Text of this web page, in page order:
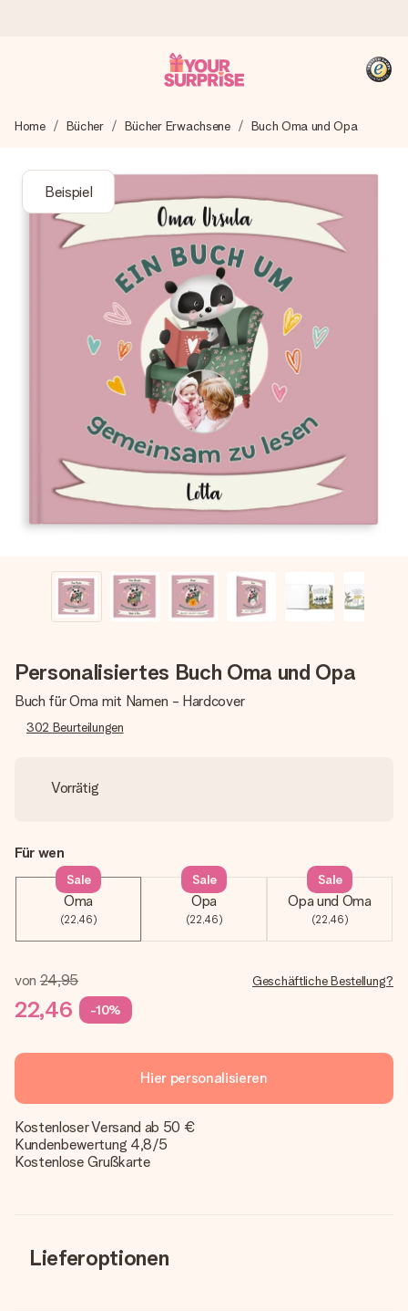
Wir bereiten dein Geschenk sorgfältig vor und schicken es
4,8 (basierend auf +15.000 Bewertungen)
Unsere Geschenke begeistern. Kunden bewerten uns mit
4,8 bei Google Reviews (Gesamtergebnis aller Länder, in
die wir versenden).
+49 39292 929695
Montag - Freitag : 8:30 - 17:00 Uhr
Samstag - Sonntag : 8:30 - 13:00 Uhr
Home Bücher Bücher Erwachsene Buch Oma und Opa
Beispiel
Personalisiertes Buch Oma und Opa
Buch für Oma mit Namen - Hardcover
302 Beurteilungen
Vorrätig
Für wen
Oma
(22,46)
Sale
Opa
(22,46)
Sale
Opa und Oma
(22,46)
Sale
von 24,95
22,46 -10%
Geschäftliche Bestellung?
Hier personalisieren
Kostenloser Versand ab 50 €
Kundenbewertung 4,8/5
Kostenlose Grußkarte
Lieferoptionen